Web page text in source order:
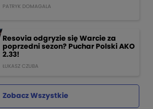
PATRYK DOMAGALA
Resovia odgryzie się Warcie za
poprzedni sezon? Puchar Polski AKO
2.33!
ŁUKASZ CZUBA
Zobacz Wszystkie